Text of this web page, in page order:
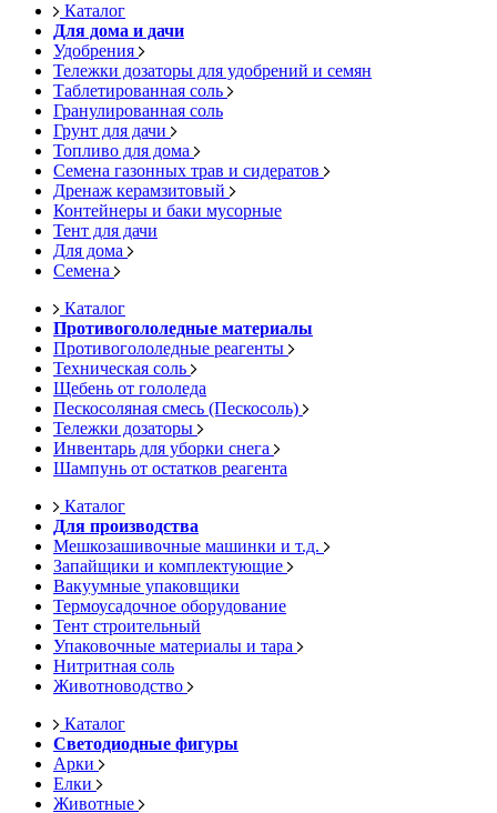
Каталог
Для дома и дачи
Удобрения
Тележки дозаторы для удобрений и семян
Таблетированная соль
Гранулированная соль
Грунт для дачи
Топливо для дома
Семена газонных трав и сидератов
Дренаж керамзитовый
Контейнеры и баки мусорные
Тент для дачи
Для дома
Семена
Каталог
Противогололедные материалы
Противогололедные реагенты
Техническая соль
Щебень от гололеда
Пескосоляная смесь (Пескосоль)
Тележки дозаторы
Инвентарь для уборки снега
Шампунь от остатков реагента
Каталог
Для производства
Мешкозашивочные машинки и т.д.
Запайщики и комплектующие
Вакуумные упаковщики
Термоусадочное оборудование
Тент строительный
Упаковочные материалы и тара
Нитритная соль
Животноводство
Каталог
Светодиодные фигуры
Арки
Елки
Животные